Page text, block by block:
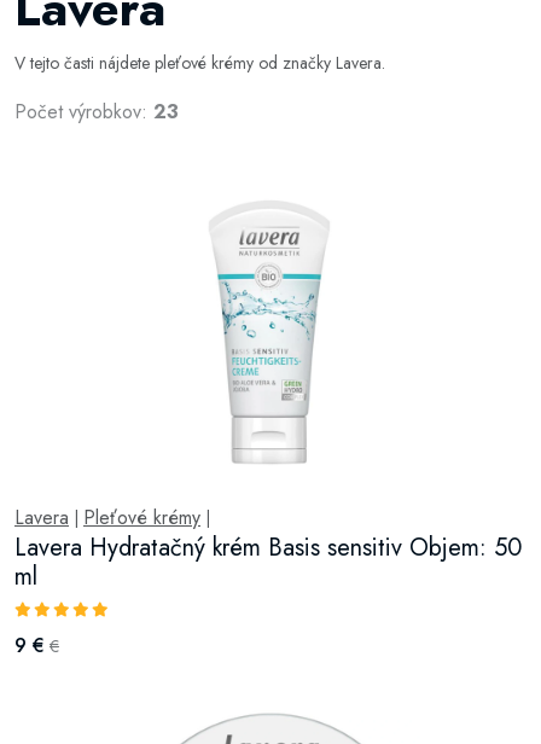
V tejto časti nájdete pleťové krémy od značky Lavera.
Počet výrobkov: 23
Lavera Pleťové krémy
Lavera Hydratačný krém Basis sensitiv Objem: 50
ml
9 € €